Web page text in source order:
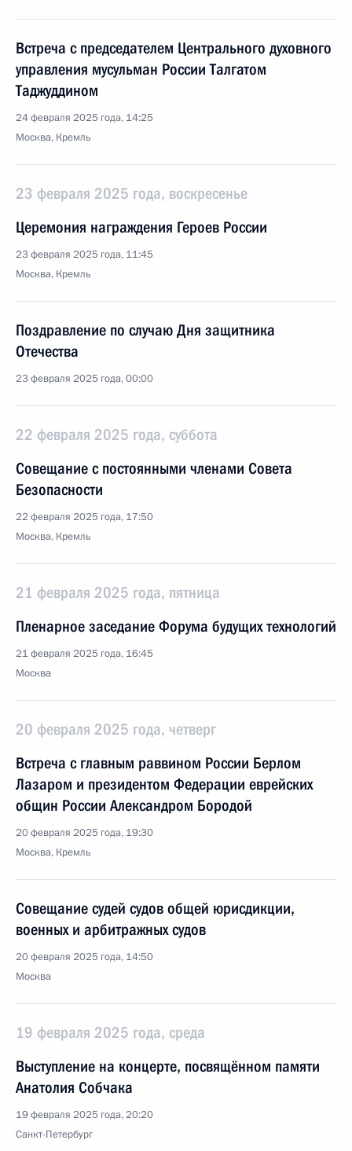
Встреча с председателем Центрального духовного
управления мусульман России Талгатом
Таджуддином
24 февраля 2025 года, 14:25
Москва, Кремль
23 февраля 2025 года, воскресенье
Церемония награждения Героев России
23 февраля 2025 года, 11:45
Москва, Кремль
Поздравление по случаю Дня защитника
Отечества
23 февраля 2025 года, 00:00
22 февраля 2025 года, суббота
Совещание с постоянными членами Совета
Безопасности
22 февраля 2025 года, 17:50
Москва, Кремль
21 февраля 2025 года, пятница
Пленарное заседание Форума будущих технологий
21 февраля 2025 года, 16:45
Москва
20 февраля 2025 года, четверг
Встреча с главным раввином России Берлом
Лазаром и президентом Федерации еврейских
общин России Александром Бородой
20 февраля 2025 года, 19:30
Москва, Кремль
Совещание судей судов общей юрисдикции,
военных и арбитражных судов
20 февраля 2025 года, 14:50
Москва
19 февраля 2025 года, среда
Выступление на концерте, посвящённом памяти
Анатолия Собчака
19 февраля 2025 года, 20:20
Санкт-Петербург